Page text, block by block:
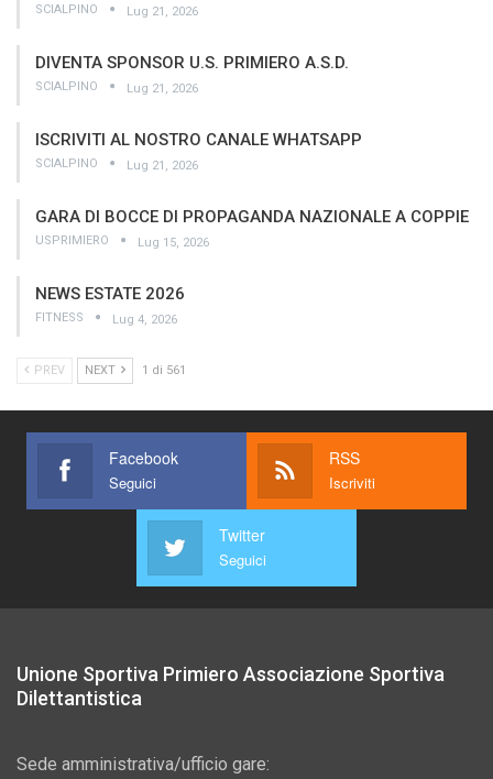
SCIALPINO Lug 21, 2026
DIVENTA SPONSOR U.S. PRIMIERO A.S.D.
SCIALPINO Lug 21, 2026
ISCRIVITI AL NOSTRO CANALE WHATSAPP
SCIALPINO Lug 21, 2026
GARA DI BOCCE DI PROPAGANDA NAZIONALE A COPPIE
USPRIMIERO Lug 15, 2026
NEWS ESTATE 2026
FITNESS Lug 4, 2026
PREV NEXT 1 di 561
Facebook
Seguici
RSS
Iscriviti
Twitter
Seguici
Unione Sportiva Primiero Associazione Sportiva
Dilettantistica
Sede amministrativa/ufficio gare: